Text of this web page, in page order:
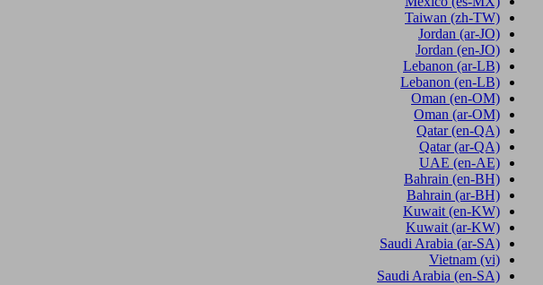
Taiwan (zh-TW)
Jordan (ar-JO)
Jordan (en-JO)
Lebanon (ar-LB)
Lebanon (en-LB)
Oman (en-OM)
Oman (ar-OM)
Qatar (en-QA)
Qatar (ar-QA)
UAE (en-AE)
Bahrain (en-BH)
Bahrain (ar-BH)
Kuwait (en-KW)
Kuwait (ar-KW)
Saudi Arabia (ar-SA)
Vietnam (vi)
Saudi Arabia (en-SA)